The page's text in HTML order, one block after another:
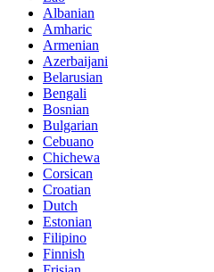
Albanian
Amharic
Armenian
Azerbaijani
Belarusian
Bengali
Bosnian
Bulgarian
Cebuano
Chichewa
Corsican
Croatian
Dutch
Estonian
Filipino
Finnish